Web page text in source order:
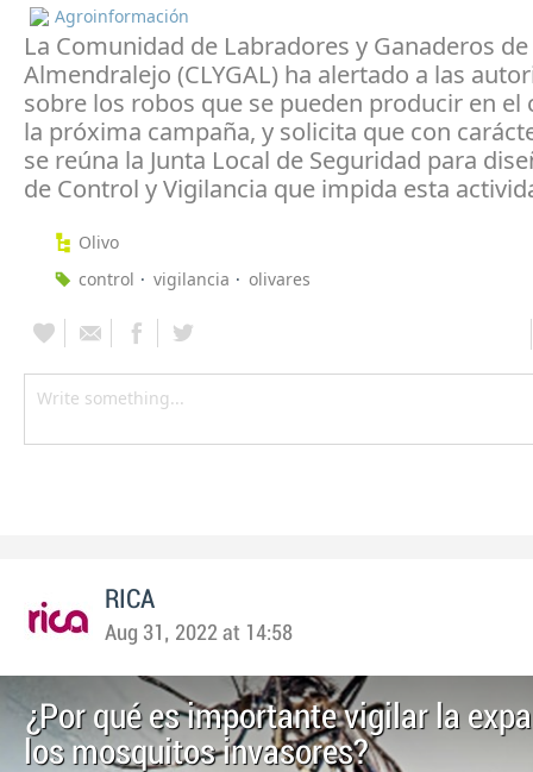
Agroinformación
La Comunidad de Labradores y Ganaderos de
Almendralejo (CLYGAL) ha alertado a las
sobre los robos que se pueden producir en el
la próxima campaña, y solicita que con
se reúna la Junta Local de Seguridad para
de Control y Vigilancia que impida esta
Olivo
control
vigilancia olivares
RICA
Aug 31, 2022 at 14:58
¿Por qué es importante vigilar la
los mosquitos invasores?